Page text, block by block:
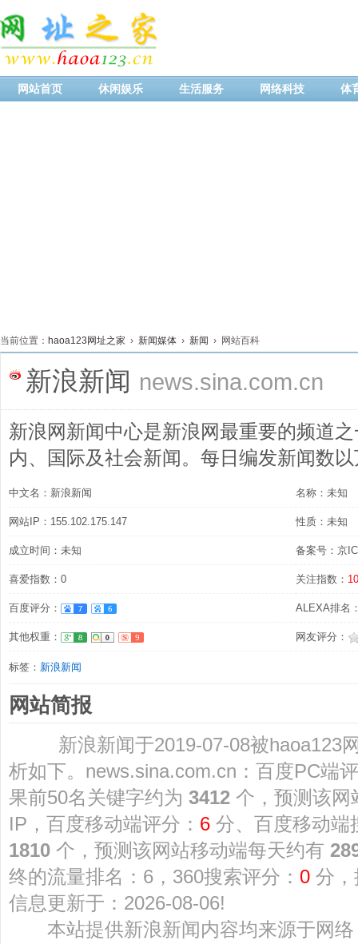
网站首页 休闲娱乐 生活服务 网络科技 体
当前位置： haoa123网址之家 › 新闻媒体 › 新闻 › 网站百科
新浪新闻 news.sina.com.cn
新浪网新闻中心是新浪网最重要的频道
内、国际及社会新闻。每日编发新闻数
中文名：新浪新闻 名称：未知
网站IP：155.102.175.147 性质：未知
成立时间：未知 备案号：京
喜爱指数：0 关注指数：
百度评分： ALEXA排名
其他权重： 网友评分：
标签： 新浪新闻
网站简报
新浪新闻于2019-07-08被haoa123网
析如下。news.sina.com.cn：百度PC端
果前50名关键字约为 3412 个，预测该
IP，百度移动端评分： 6 分、百度移动端
1810 个，预测该网站移动端每天约有
终的流量排名：6，360搜索评分： 0 分
信息更新于：2026-08-06!
本站提供新浪新闻内容均来源于网络